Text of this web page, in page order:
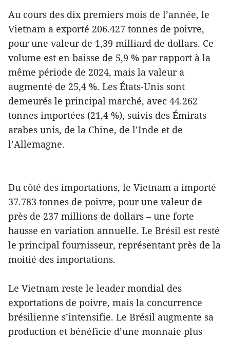
Au cours des dix premiers mois de l’année, le
Vietnam a exporté 206.427 tonnes de poivre,
pour une valeur de 1,39 milliard de dollars. Ce
volume est en baisse de 5,9 % par rapport à la
même période de 2024, mais la valeur a
augmenté de 25,4 %. Les États-Unis sont
demeurés le principal marché, avec 44.262
tonnes importées (21,4 %), suivis des Émirats
arabes unis, de la Chine, de l’Inde et de
l’Allemagne.
Du côté des importations, le Vietnam a importé
37.783 tonnes de poivre, pour une valeur de
près de 237 millions de dollars – une forte
hausse en variation annuelle. Le Brésil est resté
le principal fournisseur, représentant près de la
moitié des importations.
Le Vietnam reste le leader mondial des
exportations de poivre, mais la concurrence
brésilienne s’intensifie. Le Brésil augmente sa
production et bénéficie d’une monnaie plus